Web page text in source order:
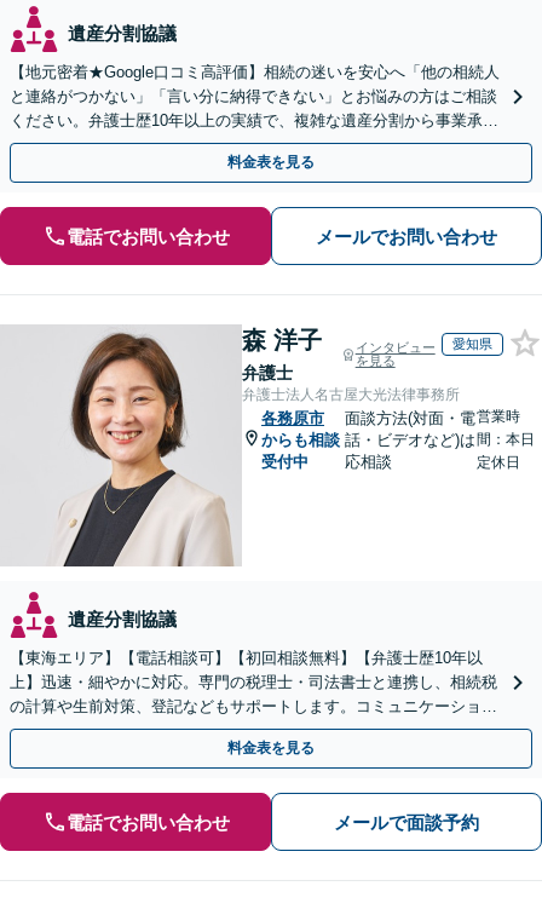
遺産分割協議
【地元密着★Google口コミ高評価】相続の迷いを安心へ「他の相続人
と連絡がつかない」「言い分に納得できない」とお悩みの方はご相談
ください。弁護士歴10年以上の実績で、複雑な遺産分割から事業承継
まで幅広く対応【休日・夜間相談可｜駐車場あり】
料金表を見る
電話でお問い合わせ メールでお問い合わせ
森 洋子
弁護士
インタビュー
を見る
愛知県
弁護士法人名古屋大光法律事務所
各務原市
からも相談
受付中
面談方法(対面・電
話・ビデオなど)は
応相談
営業時
間：本日
定休日
遺産分割協議
【東海エリア】【電話相談可】【初回相談無料】【弁護士歴10年以
上】迅速・細やかに対応。専門の税理士・司法書士と連携し、相続税
の計算や生前対策、登記などもサポートします。コミュニケーション
を大事にし、より納得できる解決を目指します。
料金表を見る
電話でお問い合わせ メールで面談予約